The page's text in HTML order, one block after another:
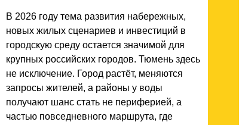
В 2026 году тема развития набережных,
новых жилых сценариев и инвестиций в
городскую среду остается значимой для
крупных российских городов. Тюмень здесь
не исключение. Город растёт, меняются
запросы жителей, а районы у воды
получают шанс стать не периферией, а
частью повседневного маршрута, где